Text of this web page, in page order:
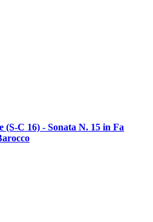
(S-C 16) - Sonata N. 15 in Fa